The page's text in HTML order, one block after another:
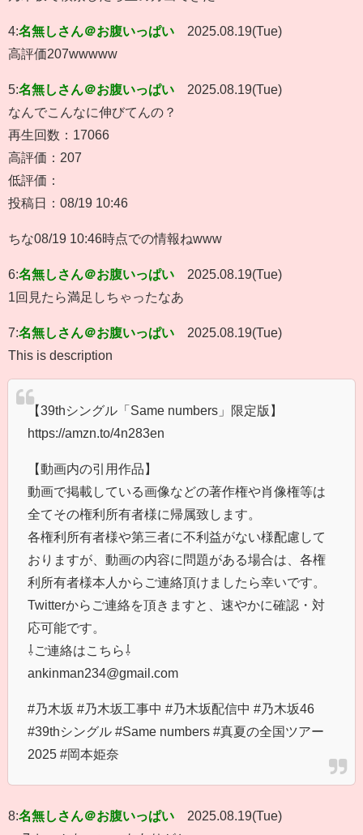
4:名無しさん＠お腹いっぱい
2025.08.19(Tue)
高評価207wwwww
5:名無しさん＠お腹いっぱい
2025.08.19(Tue)
なんでこんなに伸びてんの？
再生回数：17066
高評価：207
低評価：
投稿日：08/19 10:46
ちな08/19 10:46時点での情報ねwww
6:名無しさん＠お腹いっぱい
2025.08.19(Tue)
1回見たら満足しちゃったなあ
7:名無しさん＠お腹いっぱい
2025.08.19(Tue)
This is description
【39thシングル「Same numbers」限定版】
https://amzn.to/4n283en
【動画内の引用作品】
動画で掲載している画像などの著作権や肖像権等は
全てその権利所有者様に帰属致します。
各権利所有者様や第三者に不利益がない様配慮して
おりますが、動画の内容に問題がある場合は、各権
利所有者様本人からご連絡頂けましたら幸いです。
Twitterからご連絡を頂きますと、速やかに確認・対
応可能です。
⇩ご連絡はこちら⇩
ankinman234@gmail.com
#乃木坂 #乃木坂工事中 #乃木坂配信中 #乃木坂46
#39thシングル #Same numbers #真夏の全国ツアー
2025 #岡本姫奈
8:名無しさん＠お腹いっぱい
2025.08.19(Tue)